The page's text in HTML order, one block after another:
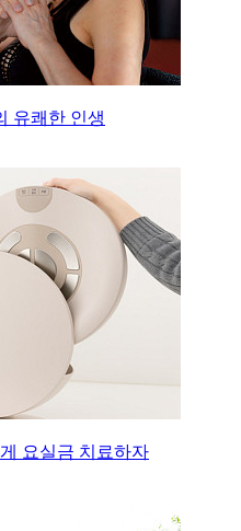
유쾌한 인생
요실금 치료하자